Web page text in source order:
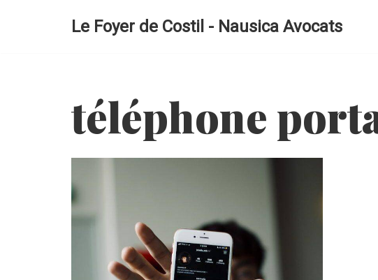
Le Foyer de Costil - Nausica Avocats
téléphone